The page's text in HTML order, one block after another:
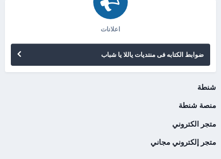
اعلانات
ضوابط الكتابه فى منتديات ياللا يا شباب
شنطة
منصة شنطة
متجر الكتروني
متجر إلكتروني مجاني